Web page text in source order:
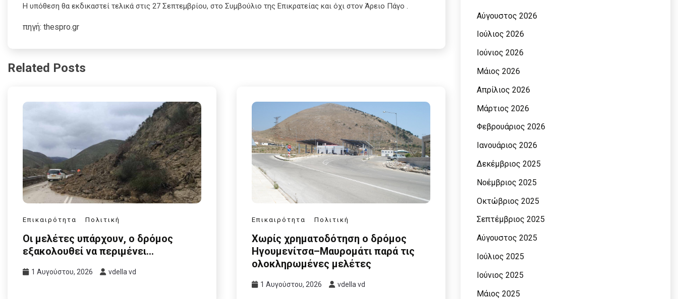
Η υπόθεση θα εκδικαστεί τελικά στις 27 Σεπτεμβρίου, στο Συμβούλιο της Επικρατείας και όχι στον Άρειο Πάγο .
πηγή: thespro.gr
Related Posts
Επικαιρότητα Πολιτική
Οι μελέτες υπάρχουν, ο δρόμος
εξακολουθεί να περιμένει…
1 Αυγούστου, 2026 vdella vd
Επικαιρότητα Πολιτική
Χωρίς χρηματοδότηση ο δρόμος
Ηγουμενίτσα–Μαυρομάτι παρά τις
ολοκληρωμένες μελέτες
1 Αυγούστου, 2026 vdella vd
Αύγουστος 2026
Ιούλιος 2026
Ιούνιος 2026
Μάιος 2026
Απρίλιος 2026
Μάρτιος 2026
Φεβρουάριος 2026
Ιανουάριος 2026
Δεκέμβριος 2025
Νοέμβριος 2025
Οκτώβριος 2025
Σεπτέμβριος 2025
Αύγουστος 2025
Ιούλιος 2025
Ιούνιος 2025
Μάιος 2025